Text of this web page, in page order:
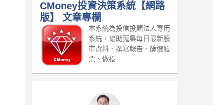
CMoney投資決策系統【網路
版】
文章專欄
本系統為投信投顧法人專用
系統，協助蒐集每日最新股
市資料、撰寫報告、篩選股
票、做投...